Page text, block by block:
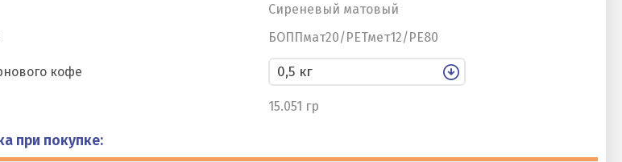
Сиреневый матовый
БОППмат20/РЕТмет12/РЕ80
кофе
15.051 гр
при покупке: